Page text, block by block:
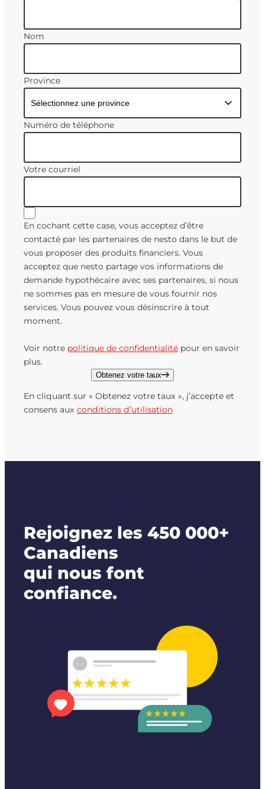
Nom
Province
Numéro de téléphone
Votre courriel
En cochant cette case, vous acceptez d’être
contacté par les partenaires de nesto dans le but de
vous proposer des produits financiers. Vous
acceptez que nesto partage vos informations de
demande hypothécaire avec ses partenaires, si nous
ne sommes pas en mesure de vous fournir nos
services. Vous pouvez vous désinscrire à tout
moment.
Voir notre politique de confidentialité pour en savoir
plus.
Obtenez votre taux
En cliquant sur « Obtenez votre taux », j’accepte et
consens aux conditions d’utilisation
Rejoignez les 450 000+
Canadiens
qui nous font
confiance.